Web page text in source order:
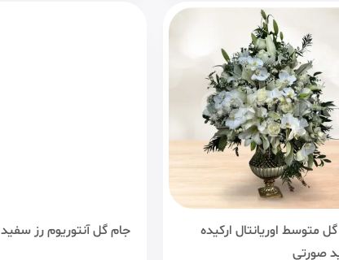
متوسط اوریانتال ارکیده
صورتی
جام گل آنتوریوم رز سفید